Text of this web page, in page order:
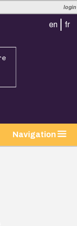
login
en fr
Navigation